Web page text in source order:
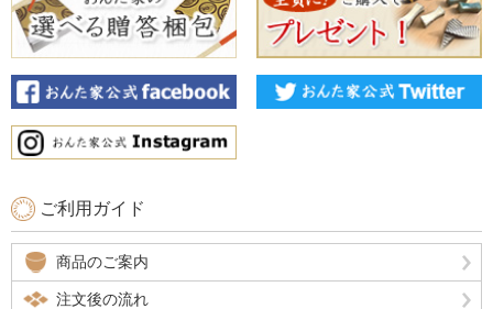
ご利用ガイド
商品のご案内
注文後の流れ